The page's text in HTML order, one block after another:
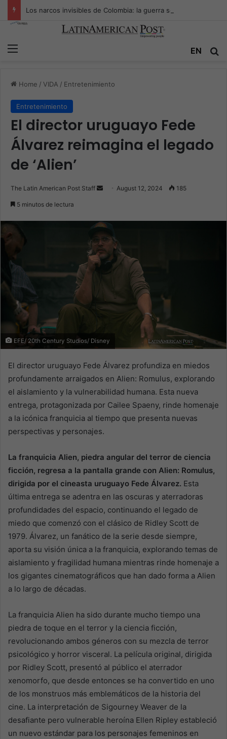
Menu EN
Home / VIDA / Entretenimiento
Entretenimiento
El director uruguayo Fede
Álvarez reimagina el legado
de ‘Alien’
The Latin American Post Staff
Send August 12, 2024 185
5 minutos de lectura
EFE/ 20th Century Studios/ Disney
El director uruguayo Fede Álvarez profundiza en miedos
profundamente arraigados en Alien: Romulus, explorando
el aislamiento y la vulnerabilidad humana. Esta nueva
entrega, protagonizada por Cailee Spaeny, rinde homenaje
a la icónica franquicia al tiempo que presenta nuevas
perspectivas y personajes.
La franquicia Alien, piedra angular del terror de ciencia
ficción, regresa a la pantalla grande con Alien: Romulus,
dirigida por el cineasta uruguayo Fede Álvarez. Esta
última entrega se adentra en las oscuras y aterradoras
profundidades del espacio, continuando el legado de
miedo que comenzó con el clásico de Ridley Scott de
1979. Álvarez, un fanático de la serie desde siempre,
aporta su visión única a la franquicia, explorando temas de
aislamiento y fragilidad humana mientras rinde homenaje a
los gigantes cinematográficos que han dado forma a Alien
a lo largo de décadas.
La franquicia Alien ha sido durante mucho tiempo una
piedra de toque en el terror y la ciencia ficción,
revolucionando ambos géneros con su mezcla de terror
psicológico y horror visceral. La película original, dirigida
por Ridley Scott, presentó al público el aterrador
xenomorfo, que desde entonces se ha convertido en uno
de los monstruos más emblemáticos de la historia del
cine. La interpretación de Sigourney Weaver de la
desafiante pero vulnerable heroína Ellen Ripley estableció
un nuevo estándar para los personajes femeninos en